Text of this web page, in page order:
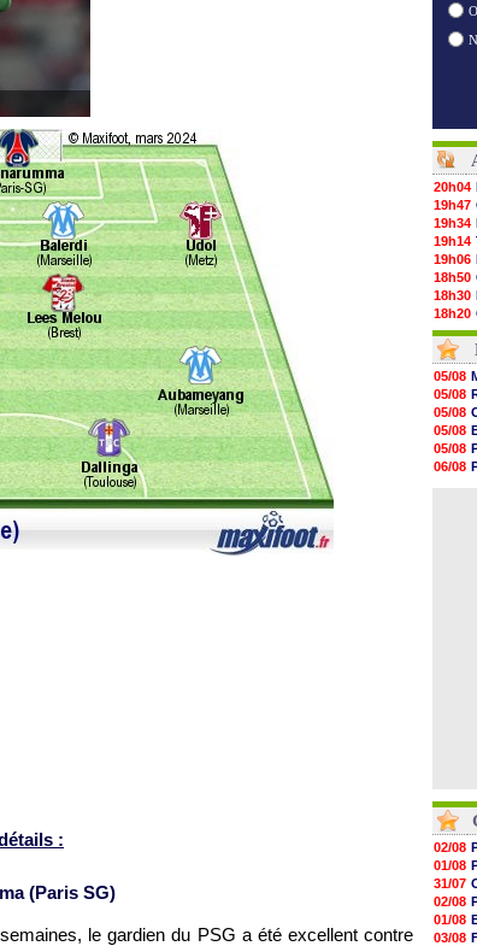
:
(Paris SG)
le gardien du PSG a été excellent contre
20h04
19h47
19h34
19h14
19h06
18h50
18h30
18h20
17h58
17h47
17h34
17h22
17h10
16h59
16h53
16h45
16h34
05/08
05/08
05/08
05/08
05/08
06/08
02/08
01/08
31/07
02/08
01/08
03/08